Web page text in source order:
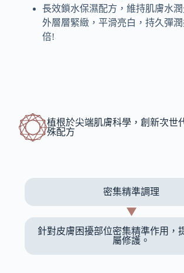
長效鎖水保濕配方，維持肌膚水
外層層緊緻，平滑亮白，持久彈
倍!
植根於尖端肌膚科學，創新次世
殊配方
密集精準調理
針對皮膚困擾部位密集精準作用，
屬修護。